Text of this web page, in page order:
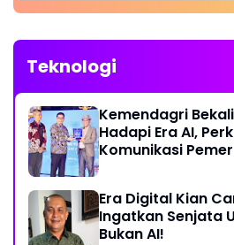
Teknologi
Kemendagri
Hadapi Era AI,
Komunikasi
Era Digital Kian
Ingatkan Senjata
Bukan AI!